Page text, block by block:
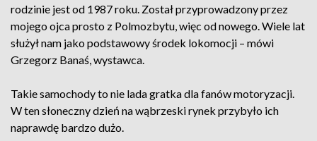
rodzinie jest od 1987 roku. Został przyprowadzony przez
mojego ojca prosto z Polmozbytu, więc od nowego. Wiele lat
służył nam jako podstawowy środek lokomocji – mówi
Grzegorz Banaś, wystawca.
Takie samochody to nie lada gratka dla fanów motoryzacji.
W ten słoneczny dzień na wąbrzeski rynek przybyło ich
naprawdę bardzo dużo.